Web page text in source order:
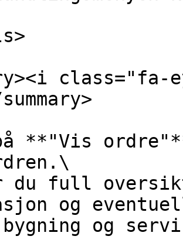
**"Vis
du full
og
bygning og